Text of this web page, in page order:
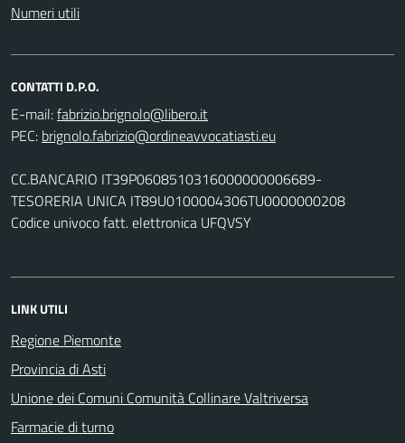
Numeri utili
CONTATTI D.P.O.
E-mail:
PEC:
CC.BANCARIO IT39P0608510316000000006689-
TESORERIA UNICA IT89U0100004306TU0000000208
Codice univoco fatt. elettronica UFQVSY
LINK UTILI
Regione Piemonte
Provincia di Asti
Unione dei Comuni Comunità Collinare Valtriversa
Farmacie di turno